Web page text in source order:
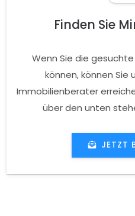
Finden Sie
Wenn Sie die
können, können
Immobilienberater
über den unten
JETZT